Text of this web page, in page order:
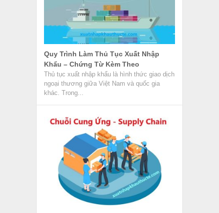
Chuỗi Cung Ứng (Supply Chain) Là
Gì? Những Thông Tin Cần Biết
Chuỗi cung ứng hay Supply Chain là mạng
lưới bao gồm mọi thứ từ việc phân phối
nguyên liệu gốc...
CTH Là Gì? Tìm Hiểu Các Thuật Ngữ
Tiêu Chí Xuất Xứ Trên C/O
Chứng từ khó nhất, rườm rà nhưng quan
trọng nhất trong bộ hồ sơ xin C/O là bảng giải